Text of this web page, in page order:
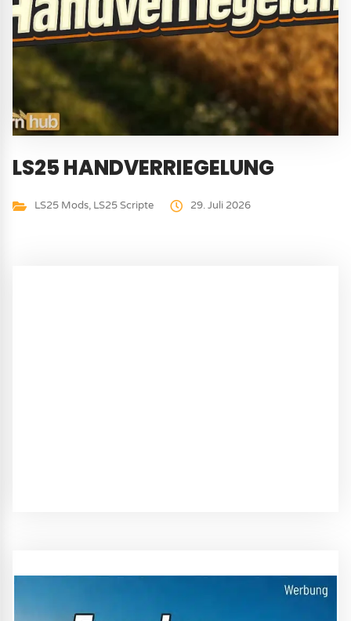
LS25 HANDVERRIEGELUNG
LS25 Mods, LS25 Scripte 29. Juli 2026